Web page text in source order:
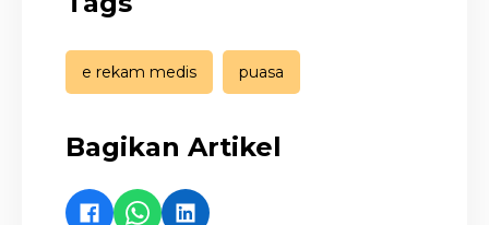
e rekam medis puasa
Bagikan Artikel